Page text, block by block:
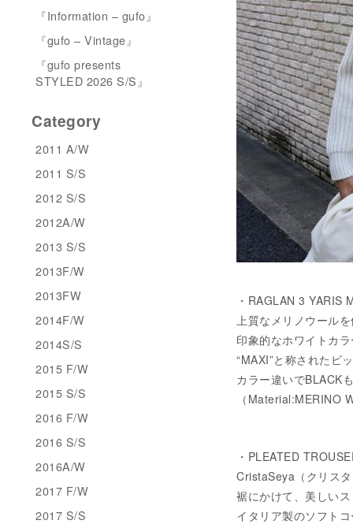
・RAGLAN 3 YARIS
上質なメリノウール
印象的なホワイトカ
“MAXI”と称されたビ
カラー違いでBLACK
（Material:MERINO
・PLEATED
CristaSeya（クリス
裾にかけて、美しい
イタリア製のソフト
『Information – gufo』
『gufo – Vintage』
『gufo presents
STYLED 2026 S/S』
Category
2011 A/W
2011 S/S
2012 S/S
2012A/W
2013 S/S
2013F/W
2013FW
2014F/W
2014S/S
2015 F/W
2015 S/S
2016 F/W
2016 S/S
2016A/W
2017 F/W
2017 S/S